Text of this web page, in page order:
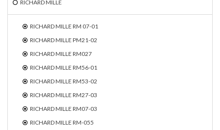
RICHARD MILLE
RICHARD MILLE RM 07-01
RICHARD MILLE PM21-02
RICHARD MILLE RM027
RICHARD MILLE RM56-01
RICHARD MILLE RM53-02
RICHARD MILLE RM27-03
RICHARD MILLE RM07-03
RICHARD MILLE RM-055